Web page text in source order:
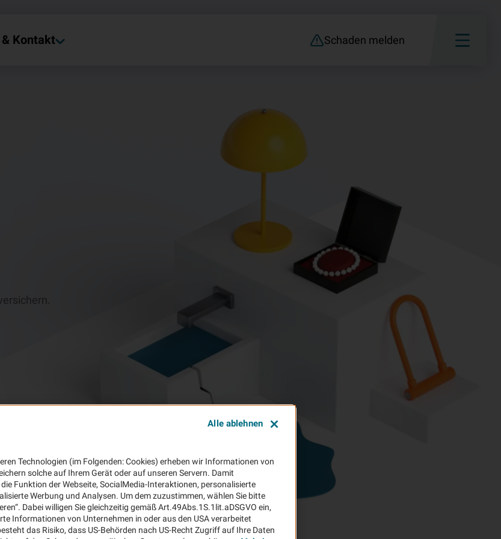
Kontakt Schaden melden
Technologien (im Folgenden: Cookies) erheben wir Informationen von
solche auf Ihrem Gerät oder auf unseren Servern. Damit
Funktion der Webseite, SocialMedia-Interaktionen, personalisierte
Werbung und Analysen. Um dem zuzustimmen, wählen Sie bitte
Dabei willigen Sie gleichzeitig gemäß Art.49Abs.1S.1lit.aDSGVO ein,
Informationen von Unternehmen in oder aus den USA verarbeitet
das Risiko, dass US-Behörden nach US-Recht Zugriff auf Ihre Daten
Alle ablehnen